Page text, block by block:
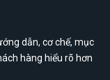
dẫn, cơ chế, mục
hàng hiểu rõ hơn